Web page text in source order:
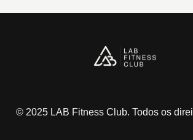
© 2025 LAB Fitness Club. Todos os